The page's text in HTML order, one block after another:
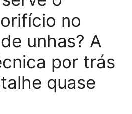
no
unhas? A
por trás
quase